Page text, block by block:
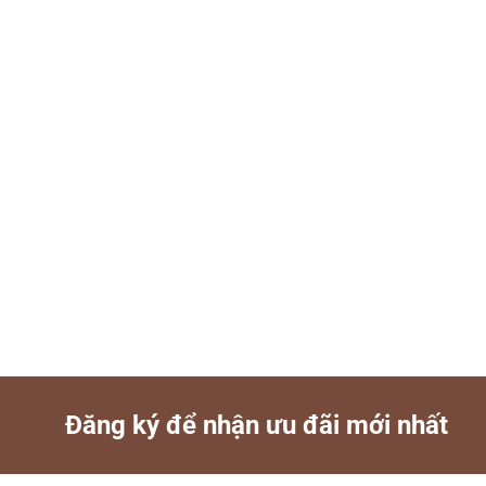
Đăng ký để nhận ưu đãi mới nhất